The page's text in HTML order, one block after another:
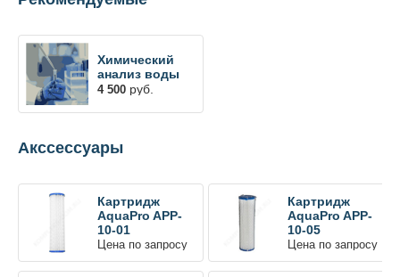
Химический
анализ воды
4 500 руб.
Акссессуары
Картридж
AquaPro APP-
10-01
Цена по запросу
Картридж
AquaPro APP-
10-05
Цена по запросу